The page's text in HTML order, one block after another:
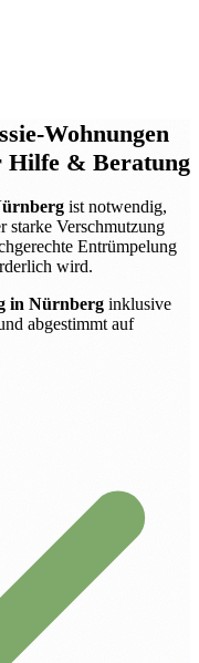
Wohnungen
Hilfe & Beratung
ist notwendig,
starke Verschmutzung
Entrümpelung
wird.
in Nürnberg inklusive
abgestimmt auf